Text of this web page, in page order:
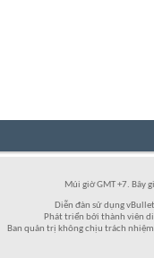
Múi giờ GMT +7. Bây
Diễn đàn sử dụng
Phát triển bởi thành viên
Ban quản trị không chịu trách